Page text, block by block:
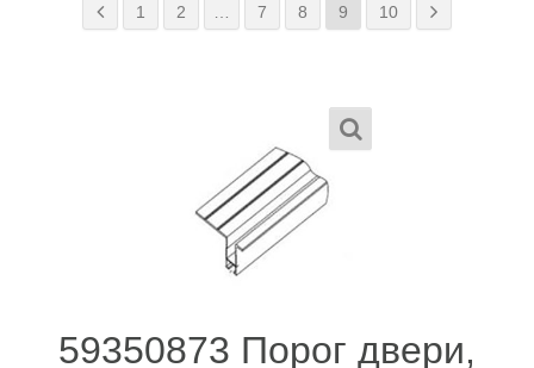
1 2 7 8 9 10
59350873 Порог двери,